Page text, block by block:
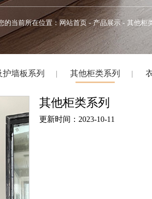
的当前所在位置： 网站首页 -产品展示- 其他柜
护墙板系列 其他柜类系列
其他柜类系列
更新时间：2023-10-11